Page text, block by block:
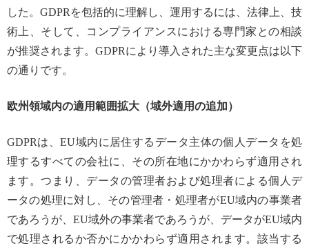
した。GDPRを包括的に理解し、運用するには、法律上、技
術上、そして、コンプライアンスにおける専門家との相談
が推奨されます。GDPRにより導入された主な変更点は以下
の通りです。
欧州領域内の適用範囲拡大（域外適用の追加）
GDPRは、EU域内に居住するデータ主体の個人データを処
理するすべての会社に、その所在地にかかわらず適用され
ます。つまり、データの管理者および処理者による個人デ
ータの処理に対し、その管理者・処理者がEU域内の事業者
であろうが、EU域外の事業者であろうが、データがEU域内
で処理されるか否かにかかわらず適用されます。該当する